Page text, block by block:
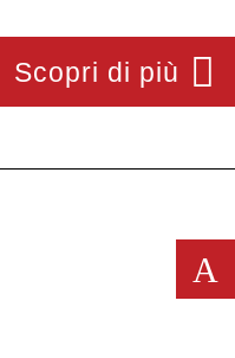
Scopri di più
A